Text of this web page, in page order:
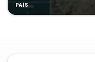
PAÍS